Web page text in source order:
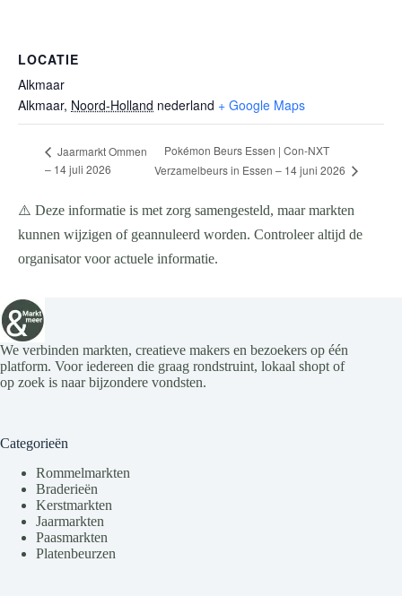
LOCATIE
Alkmaar
Alkmaar, Noord-Holland nederland + Google Maps
Jaarmarkt Ommen
– 14 juli 2026
Pokémon Beurs Essen | Con-NXT
Verzamelbeurs in Essen – 14 juni 2026
⚠️ Deze informatie is met zorg samengesteld, maar markten
kunnen wijzigen of geannuleerd worden. Controleer altijd de
organisator voor actuele informatie.
We verbinden markten, creatieve makers en bezoekers op één
platform. Voor iedereen die graag rondstruint, lokaal shopt of
op zoek is naar bijzondere vondsten.
Categorieën
Rommelmarkten
Braderieën
Kerstmarkten
Jaarmarkten
Paasmarkten
Platenbeurzen